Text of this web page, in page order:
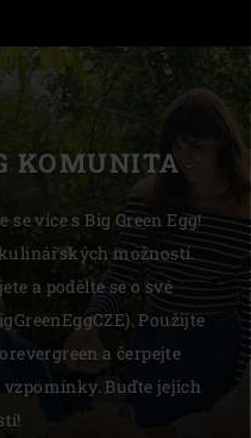
KOMUNITA
více s Big Green Egg!
možností.
a podělte se o své
Použijte
a čerpejte
Buďte jejich